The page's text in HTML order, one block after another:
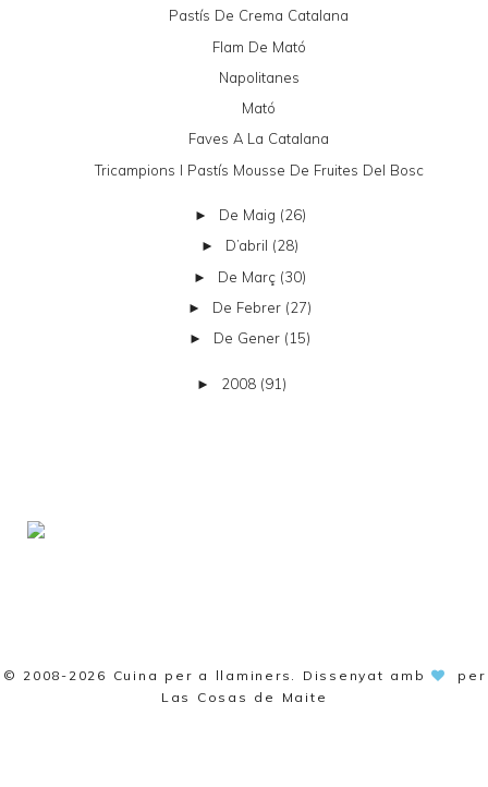
Pastís De Crema Catalana
Flam De Mató
Napolitanes
Mató
Faves A La Catalana
Tricampions I Pastís Mousse De Fruites Del Bosc
► De Maig (26)
► D’abril (28)
► De Març (30)
► De Febrer (27)
► De Gener (15)
► 2008 (91)
© 2008-2026 Cuina per a llaminers . Dissenyat amb
per
Las Cosas de Maite